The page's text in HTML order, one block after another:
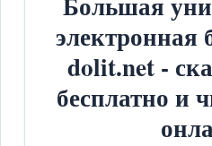
электронная
dolit.net -
бесплатно и